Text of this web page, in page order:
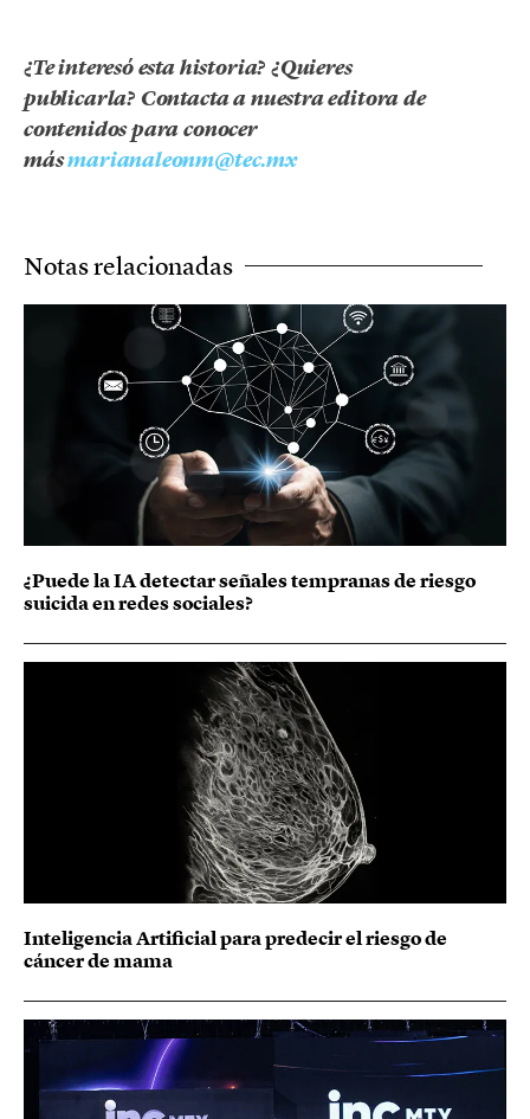
¿Te interesó esta historia? ¿Quieres
publicarla? Contacta a nuestra editora de
contenidos para conocer
másmarianaleonm@tec.mx
Notas relacionadas
¿Puede la IA detectar señales tempranas de riesgo
suicida en redes sociales?
Inteligencia Artificial para predecir el riesgo de
cáncer de mama